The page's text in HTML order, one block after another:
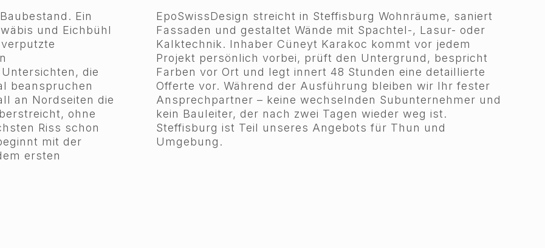
Ein
und Eichbühl
die
beanspruchen
an Nordseiten die
ohne
Riss schon
mit der
ersten
EpoSwissDesign streicht in Steffisburg Wohnräume, saniert
Fassaden und gestaltet Wände mit Spachtel-, Lasur- oder
Kalktechnik. Inhaber Cüneyt Karakoc kommt vor jedem
Projekt persönlich vorbei, prüft den Untergrund, bespricht
Farben vor Ort und legt innert 48 Stunden eine detaillierte
Offerte vor. Während der Ausführung bleiben wir Ihr fester
Ansprechpartner – keine wechselnden Subunternehmer und
kein Bauleiter, der nach zwei Tagen wieder weg ist.
Steffisburg ist Teil unseres Angebots für Thun und
Umgebung.